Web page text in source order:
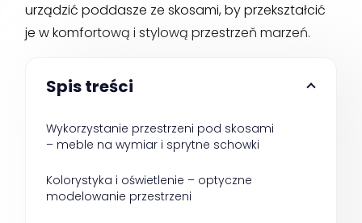
urządzić poddasze ze skosami, by przekształcić
je w komfortową i stylową przestrzeň marzeń.
Spis treści
Wykorzystanie przestrzeni pod skosami
– meble na wymiar i sprytne schowki
Kolorystyka i oświetlenie – optyczne
modelowanie przestrzeni